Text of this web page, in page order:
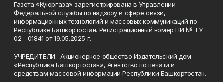
Газета «Куюргаза» зарегистрирована в Управлении
Федеральной службы по надзору в сфере связи,
информационных технологий и массовых коммуникаций по
Республике Башкортостан. Регистрационный номер ПИ № ТУ
02 - 01841 от 19.05.2025 г.
УЧРЕДИТЕЛИ: Акционерное общество Издательский дом
«Республика Башкортостан», Агентство по печати и
средствам массовой информации Республики Башкортостан.